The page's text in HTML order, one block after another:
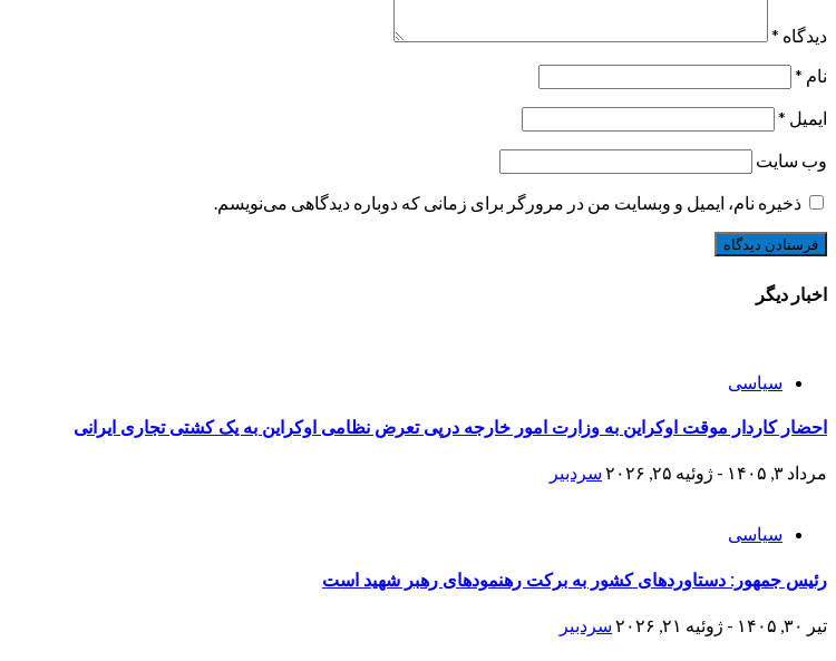
دیدگاه *
نام *
ایمیل *
وب‌ سایت
ذخیره نام، ایمیل و وبسایت من در مرورگر برای زمانی که دوباره دیدگاهی می‌نویسم.
اخبار دیگر
سیاسی
احضار کاردار موقت اوکراین به وزارت امور خارجه درپی تعرض نظامی اوکراین به یک کشتی تجاری ایرانی
مرداد ۳, ۱۴۰۵ - ژوئیه ۲۵, ۲۰۲۶ سردبیر
سیاسی
رئیس جمهور: دستاوردهای کشور به برکت رهنمودهای رهبر شهید است
تیر ۳۰, ۱۴۰۵ - ژوئیه ۲۱, ۲۰۲۶ سردبیر